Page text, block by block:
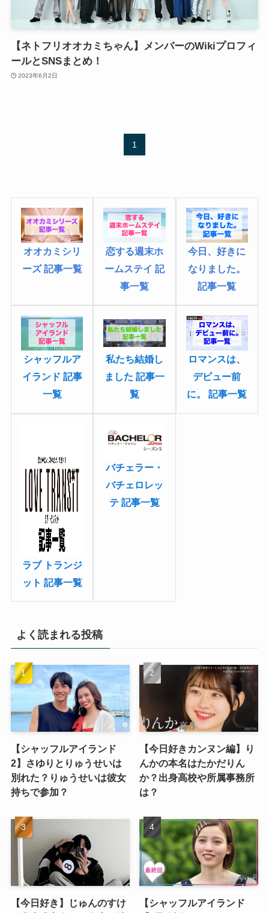
【ネトフリオオカミちゃん】メンバーのWikiプロフィ
ールとSNSまとめ！
2023年6月2日
1
オオカミシリ
ーズ 記事一覧
恋する週末ホ
ームステイ 記
事一覧
今日、好きに
なりました。
記事一覧
シャッフルア
イランド 記事
一覧
私たち結婚し
ました 記事一
覧
ロマンスは、
デビュー前
に。 記事一覧
ラブ トランジ
ット 記事一覧
バチェラー・
バチェロレッ
テ 記事一覧
よく読まれる投稿
【シャッフルアイランド
2】さゆりとりゅうせいは
別れた？りゅうせいは彼女
持ちで参加？
【今日好きカンヌン編】り
んかの本名はたかだりん
か？出身高校や所属事務所
は？
【今日好き】じゅんのすけ
【シャッフルアイランド